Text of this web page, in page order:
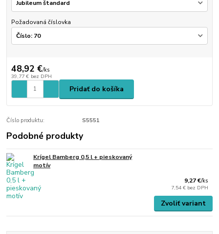
Požadovaná číslovka
48,92 €/ks
39,77 € bez DPH
Pridať do košíka
Číslo produktu: S5551
Podobné produkty
Krígel Bamberg 0,5 l + pieskovaný
motív
9,27 €/ks
7,54 € bez DPH
Zvoliť variant